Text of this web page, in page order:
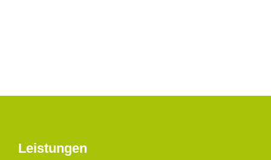
Leistungen